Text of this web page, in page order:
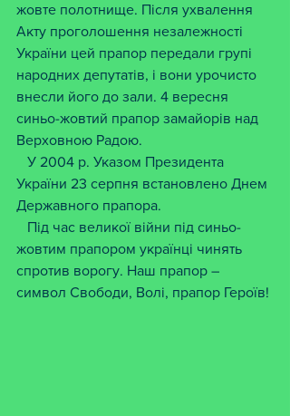
жовте полотнище. Після ухвалення
Акту проголошення незалежності
України цей прапор передали групі
народних депутатів, і вони урочисто
внесли його до зали. 4 вересня
синьо-жовтий прапор замайорів над
Верховною Радою.
України 23 серпня встановлено Днем
Державного прапора.
жовтим прапором українці чинять
спротив ворогу. Наш прапор –
символ Свободи, Волі, прапор Героїв!